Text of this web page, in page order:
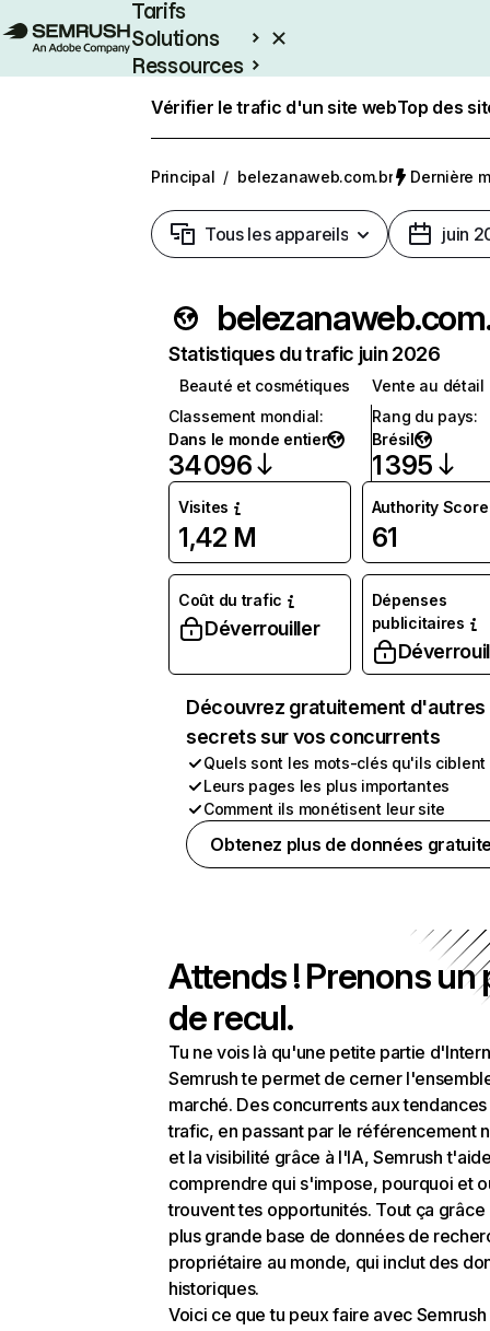
Tarifs
Solutions
Ressources
Vérifier le trafic d'un site webTop des
Principal / belezanaweb.com.br Dernière
Tous les appareils juin
Statistiques du trafic juin 2026
Beauté et cosmétiques
Vente au détail
Classement mondial:
Dans le monde entier
34 096
Rang du pays:
Brésil
1 395
Visites
1,42 M
Authority Score
61
Coût du trafic
Déverrouiller
Dépenses
publicitaires
Découvrez gratuitement d'autres
secrets sur vos concurrents
Quels sont les mots-clés qu'ils ciblent
Leurs pages les plus importantes
Comment ils monétisent leur site
Obtenez plus de données
Attends ! Prenons un
de recul.
Tu ne vois là qu'une petite partie
Semrush te permet de cerner
marché. Des concurrents aux
trafic, en passant par le référencement
et la visibilité grâce à l'IA, Semrush
comprendre qui s'impose, pourquoi et
trouvent tes opportunités. Tout ça grâce
plus grande base de données de
propriétaire au monde, qui inclut des
historiques.
Voici ce que tu peux faire avec Semrush